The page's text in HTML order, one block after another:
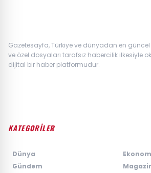
Gazetesayfa, Türkiye ve dünyadan en
ve özel dosyaları tarafsız habercilik ilkesiyle
dijital bir haber platformudur.
KATEGORİLER
Dünya
Gündem